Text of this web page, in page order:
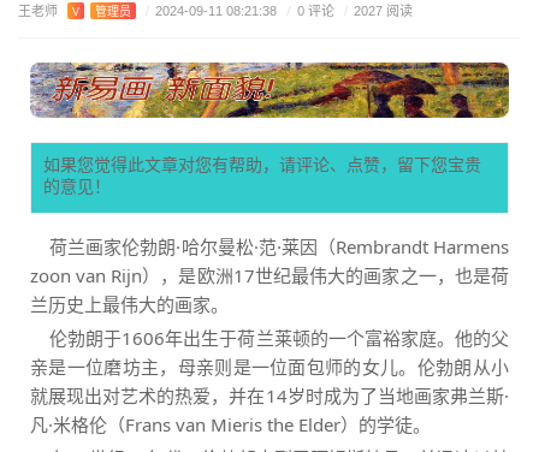
王老师 V 管理员 / 2024-09-11 08:21:38 / 0 评论 / 2027 阅读
如果您觉得此文章对您有帮助，请评论、点赞，留下您宝贵
的意见！
荷兰画家伦勃朗·哈尔曼松·范·莱因（Rembrandt Harmens
zoon van Rijn），是欧洲17世纪最伟大的画家之一，也是荷
兰历史上最伟大的画家。
伦勃朗于1606年出生于荷兰莱顿的一个富裕家庭。他的父
亲是一位磨坊主，母亲则是一位面包师的女儿。伦勃朗从小
就展现出对艺术的热爱，并在14岁时成为了当地画家弗兰斯·
凡·米格伦（Frans van Mieris the Elder）的学徒。